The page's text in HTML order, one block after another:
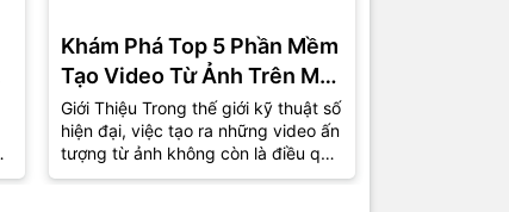
Khám Phá Top 5 Phần Mềm
Tạo Video Từ Ảnh Trên Máy
Tính Được Ưa Chuộng Nhất
2024
Giới Thiệu Trong thế giới kỹ thuật số
hiện đại, việc tạo ra những video ấn
tượng từ ảnh không còn là điều quá
xa lạ. Từ những bức ảnh kỷ...